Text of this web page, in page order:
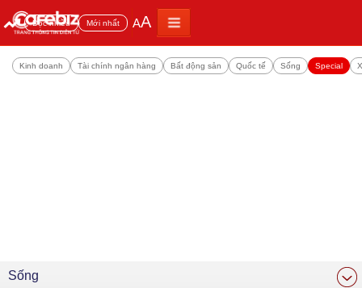
Đọc nhiều Mới nhất AA
Kinh doanh Tài chính ngân hàng Bất động sản Quốc tế Sống Special
Sống